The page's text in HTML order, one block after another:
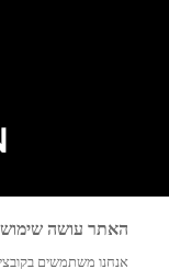
האתר עושה שימוש